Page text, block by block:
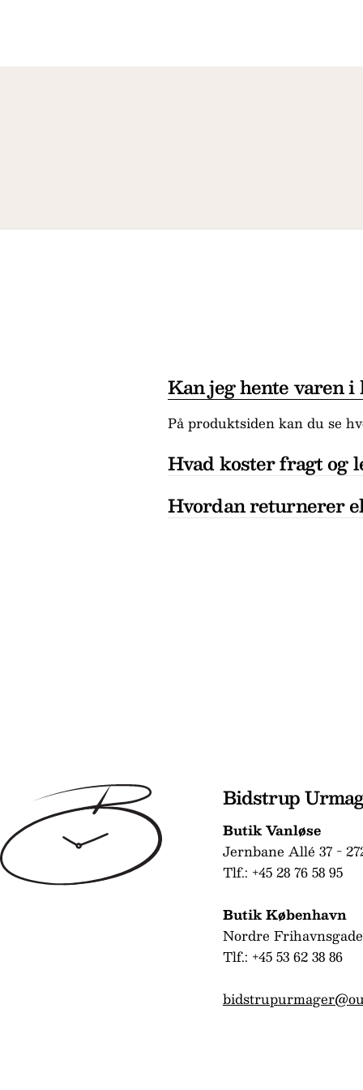
Kan jeg hente varen
På produktsiden kan du se
Hvad koster fragt og
Hvordan returnerer
Bidstrup
Butik Vanløse
Jernbane Allé 37 -
Tlf.: +45 28 76 58 95
Butik København
Nordre
Tlf.: +45 53 62 38 86